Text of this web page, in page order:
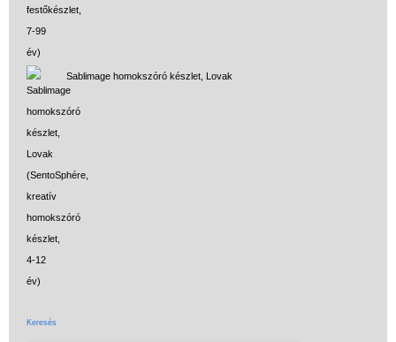
Sablimage homokszóró készlet, Lovak
Keresés